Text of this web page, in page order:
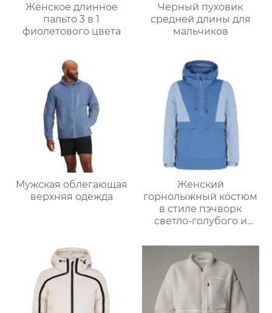
Женское длинное
пальто 3 в 1
фиолетового цвета
Черный пуховик
средней длины для
мальчиков
Мужская облегающая
верхняя одежда
Женский
горнолыжный костюм
в стиле пэчворк
светло-голубого и
цвета